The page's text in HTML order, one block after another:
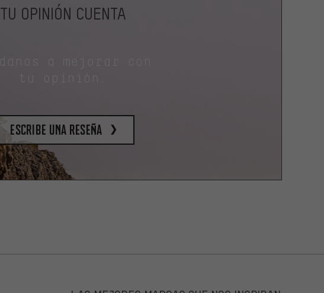
TU OPINIÓN CUENTA
tu opinión.
escribe una reseña